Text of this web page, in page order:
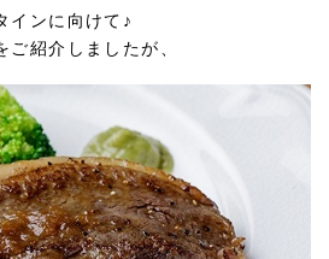
インに向けて♪
ご紹介しましたが、